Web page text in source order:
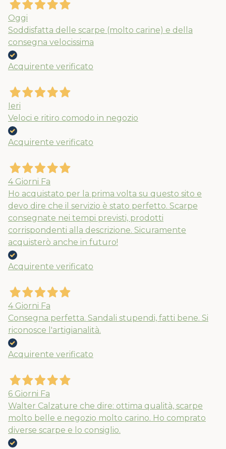
Oggi
Soddisfatta delle scarpe (molto carine) e della
consegna velocissima
Acquirente verificato
Ieri
Veloci e ritiro comodo in negozio
Acquirente verificato
4 Giorni Fa
Ho acquistato per la prima volta su questo sito e
devo dire che il servizio è stato perfetto. Scarpe
consegnate nei tempi previsti, prodotti
corrispondenti alla descrizione. Sicuramente
acquisterò anche in futuro!
Acquirente verificato
4 Giorni Fa
Consegna perfetta. Sandali stupendi, fatti bene. Si
riconosce l'artigianalità.
Acquirente verificato
6 Giorni Fa
Walter Calzature che dire: ottima qualità, scarpe
molto belle e negozio molto carino. Ho comprato
diverse scarpe e lo consiglio.